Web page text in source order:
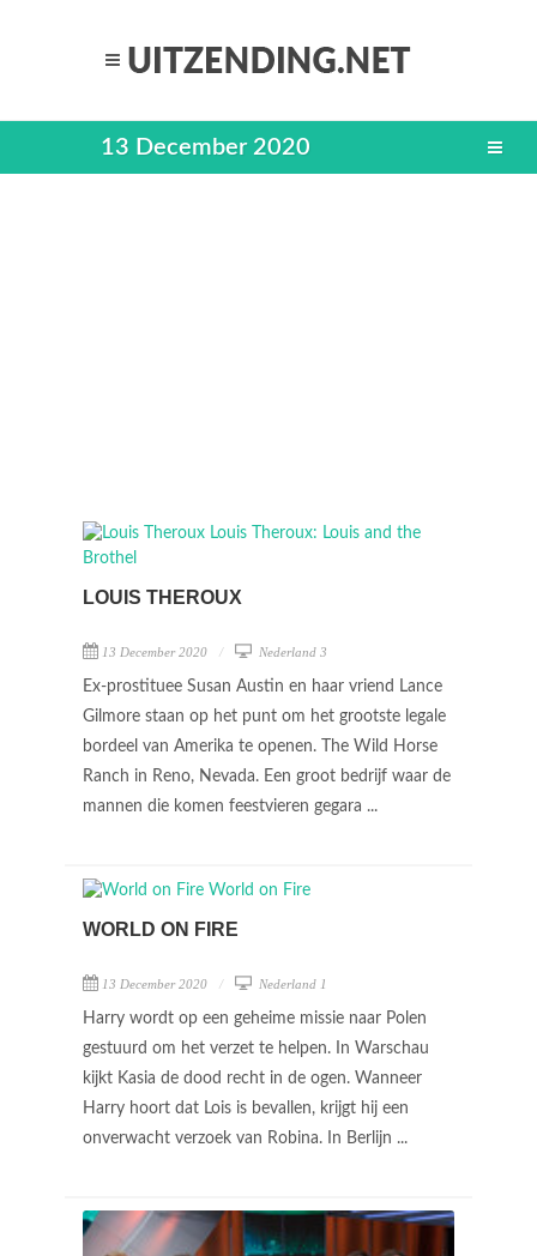
13 December 2020
LOUIS THEROUX
13 December 2020 Nederland 3
Ex-prostituee Susan Austin en haar vriend Lance
Gilmore staan op het punt om het grootste legale
bordeel van Amerika te openen. The Wild Horse
Ranch in Reno, Nevada. Een groot bedrijf waar de
mannen die komen feestvieren gegara ...
WORLD ON FIRE
13 December 2020 Nederland 1
Harry wordt op een geheime missie naar Polen
gestuurd om het verzet te helpen. In Warschau
kijkt Kasia de dood recht in de ogen. Wanneer
Harry hoort dat Lois is bevallen, krijgt hij een
onverwacht verzoek van Robina. In Berlijn ...